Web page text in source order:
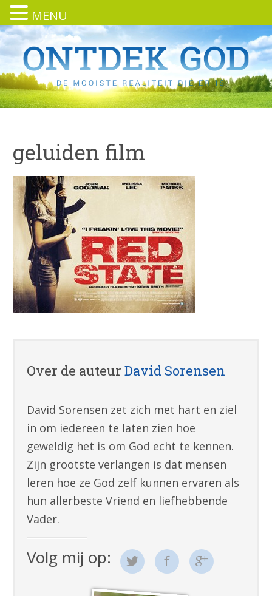
geluiden film
Over de auteurDavid Sorensen
David Sorensen zet zich met hart en ziel
in om iedereen te laten zien hoe
geweldig het is om God echt te kennen.
Zijn grootste verlangen is dat mensen
leren hoe ze God zelf kunnen ervaren als
hun allerbeste Vriend en liefhebbende
Vader.
Volg mij op:
MENU